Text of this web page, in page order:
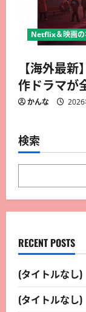
Netflix＆映画の
【海外最
作ドラマが
かんな 2026
検索
RECENT POSTS
(タイトルなし)
(タイトルなし)